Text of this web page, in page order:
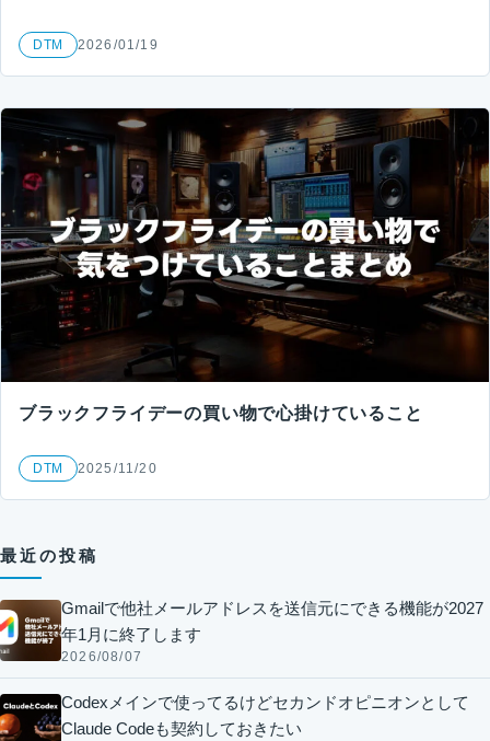
DTM 2026/01/19
ブラックフライデーの買い物で心掛けていること
DTM 2025/11/20
最近の投稿
Gmailで他社メールアドレスを送信元にできる機能が2027
年1月に終了します
2026/08/07
Codexメインで使ってるけどセカンドオピニオンとして
Claude Codeも契約しておきたい